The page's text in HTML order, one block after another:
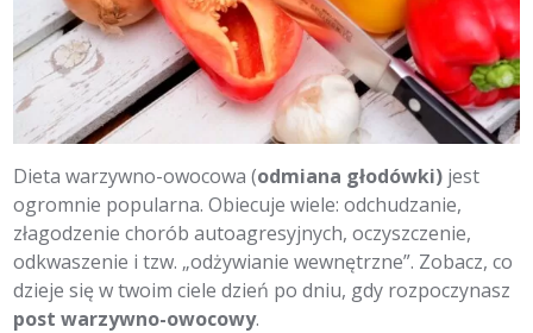
Dieta warzywno-owocowa (odmiana głodówki) jest
ogromnie popularna. Obiecuje wiele: odchudzanie,
złagodzenie chorób autoagresyjnych, oczyszczenie,
odkwaszenie i tzw. „odżywianie wewnętrzne”. Zobacz, co
dzieje się w twoim ciele dzień po dniu, gdy rozpoczynasz
post warzywno-owocowy.